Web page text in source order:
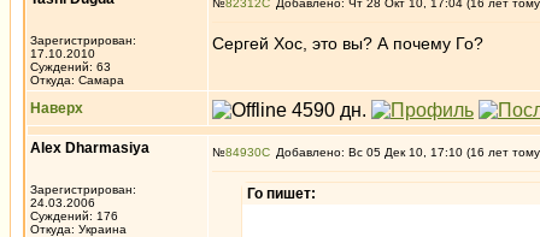
Зарегистрирован:
17.10.2010
Суждений: 63
Откуда: Самара
№82312 Добавлено: Чт 28 Окт 10, 17:04 (16 лет
Сергей Хос, это вы? А почему Го?
Наверх
Alex Dharmasiya
Зарегистрирован:
24.03.2006
Суждений: 176
Откуда: Украина
№84930 Добавлено: Вс 05 Дек 10, 17:10 (16 лет
Го пишет: